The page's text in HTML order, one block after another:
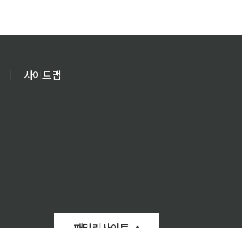
ㅣ
사이트맵